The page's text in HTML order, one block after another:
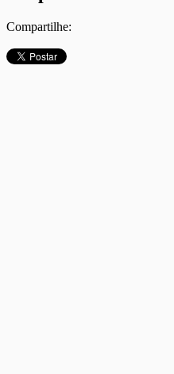
Compartilhe: